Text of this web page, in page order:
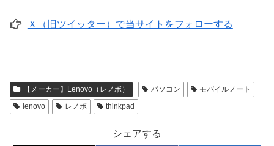
Ｘ（旧ツイッター）で当サイトをフォローする
【メーカー】Lenovo（レノボ） パソコン
モバイルノート
lenovo
レノボ thinkpad
シェアする